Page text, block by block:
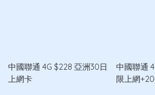
中國聯通 4G $228 亞洲30日
上網卡
中國聯通
限上網